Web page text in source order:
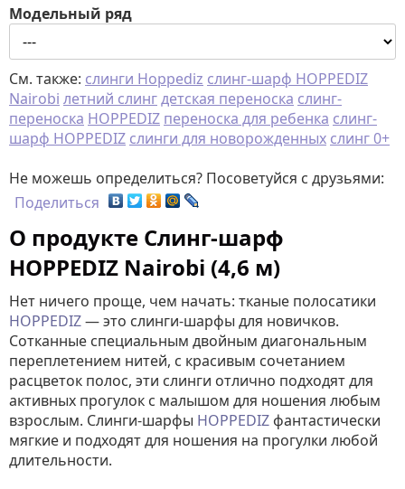
Модельный ряд
См. также: слинги Hoppediz слинг-шарф HOPPEDIZ
Nairobi летний слингдетская переноска слинг-
переноска HOPPEDIZ переноска для ребенка слинг-
шарф HOPPEDIZ слинги для новорожденных слинг 0+
Не можешь определиться? Посоветуйся с друзьями:
Поделиться
О продукте Слинг-шарф
HOPPEDIZ Nairobi (4,6 м)
Нет ничего проще, чем начать: тканые полосатики
HOPPEDIZ— это слинги-шарфы для новичков.
Сотканные специальным двойным диагональным
переплетением нитей, с красивым сочетанием
расцветок полос, эти слинги отлично подходят для
активных прогулок с малышом для ношения любым
взрослым. Слинги-шарфы HOPPEDIZфантастически
мягкие и подходят для ношения на прогулки любой
длительности.